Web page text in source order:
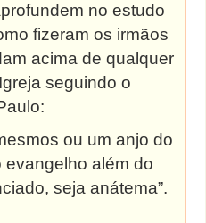
no estudo
fizeram os irmãos
acima de qualquer
seguindo o
ou um anjo do
além do
seja anátema”.